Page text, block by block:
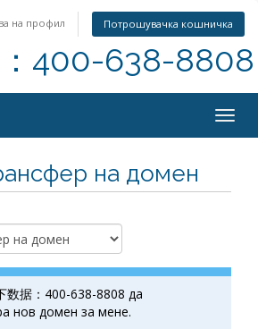
на профил Потрошувачка кошничка
400-638-8808
на домен
数据：400-638-8808 да
нов домен за мене.